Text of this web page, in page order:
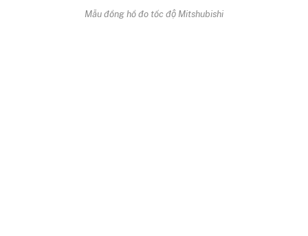
Mẫu đồng hồ đo tốc độ Mitshubishi